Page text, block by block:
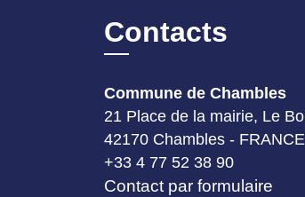
Contacts
Commune de Chambles
21 Place de la mairie, Le
42170 Chambles - FRANCE
+33 4 77 52 38 90
Contact par formulaire